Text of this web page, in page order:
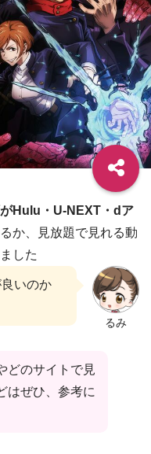
Hulu・U-NEXT・dア
か、見放題で見れる動
した
るみ
いのか
どのサイトで見
はぜひ、参考に